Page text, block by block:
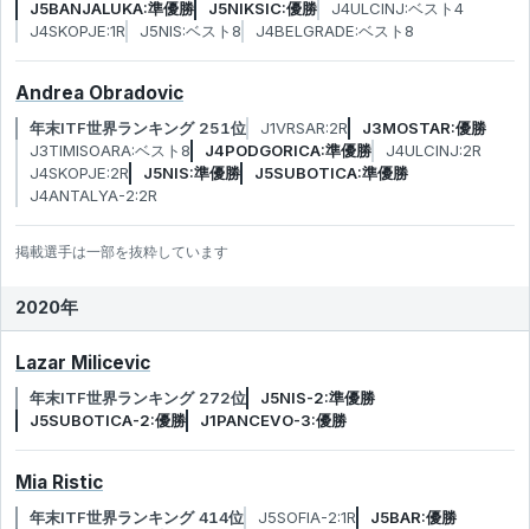
J5BANJALUKA:準優勝 J5NIKSIC:優勝
J4ULCINJ:ベスト4
J4SKOPJE:1R
J5NIS:ベスト8 J4BELGRADE:ベスト8
Andrea Obradovic
年末ITF世界ランキング 251位 J1VRSAR:2R
J3MOSTAR:優勝
J3TIMISOARA:ベスト8
J4PODGORICA:準優勝
J4ULCINJ:2R
J4SKOPJE:2R
J5NIS:準優勝
J5SUBOTICA:準優勝
J4ANTALYA-2:2R
掲載選手は一部を抜粋しています
2020年
Lazar Milicevic
年末ITF世界ランキング 272位
J5NIS-2:準優勝
J5SUBOTICA-2:優勝
J1PANCEVO-3:優勝
Mia Ristic
年末ITF世界ランキング 414位 J5SOFIA-2:1R
J5BAR:優勝